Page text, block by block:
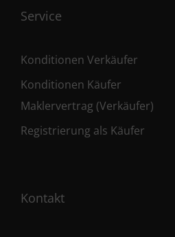
Service
Konditionen Verkäufer
Konditionen Käufer
Maklervertrag (Verkäufer)
Registrierung als Käufer
Kontakt